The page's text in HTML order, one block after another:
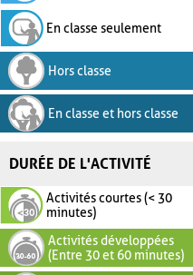
En classe seulement
Hors classe
En classe et hors classe
DURÉE DE L'ACTIVITÉ
Activités courtes (< 30
minutes)
Activités développées
(Entre 30 et 60 minutes)